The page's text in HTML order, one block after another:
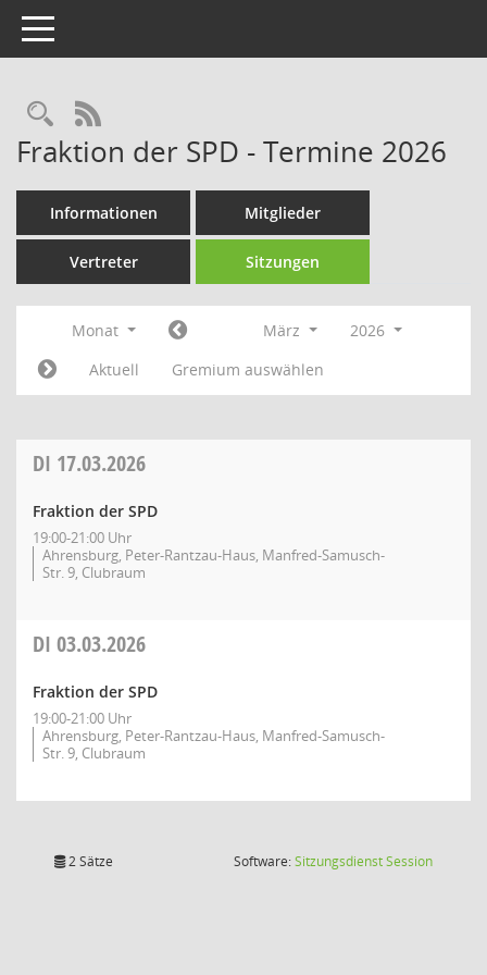
Toggle navigation
Rechercheauswahl
RSS-Feed
Fraktion der SPD - Termine 2026
Informationen Mitglieder
Vertreter Sitzungen
Monat März
2026
Aktuell
Gremium auswählen
DI 17.03.2026
Fraktion der SPD
19:00-21:00 Uhr
Ahrensburg, Peter-Rantzau-Haus, Manfred-Samusch-
Str. 9, Clubraum
DI 03.03.2026
Fraktion der SPD
19:00-21:00 Uhr
Ahrensburg, Peter-Rantzau-Haus, Manfred-Samusch-
Str. 9, Clubraum
2 Sätze Software:SitzungsdienstSession(Wird in